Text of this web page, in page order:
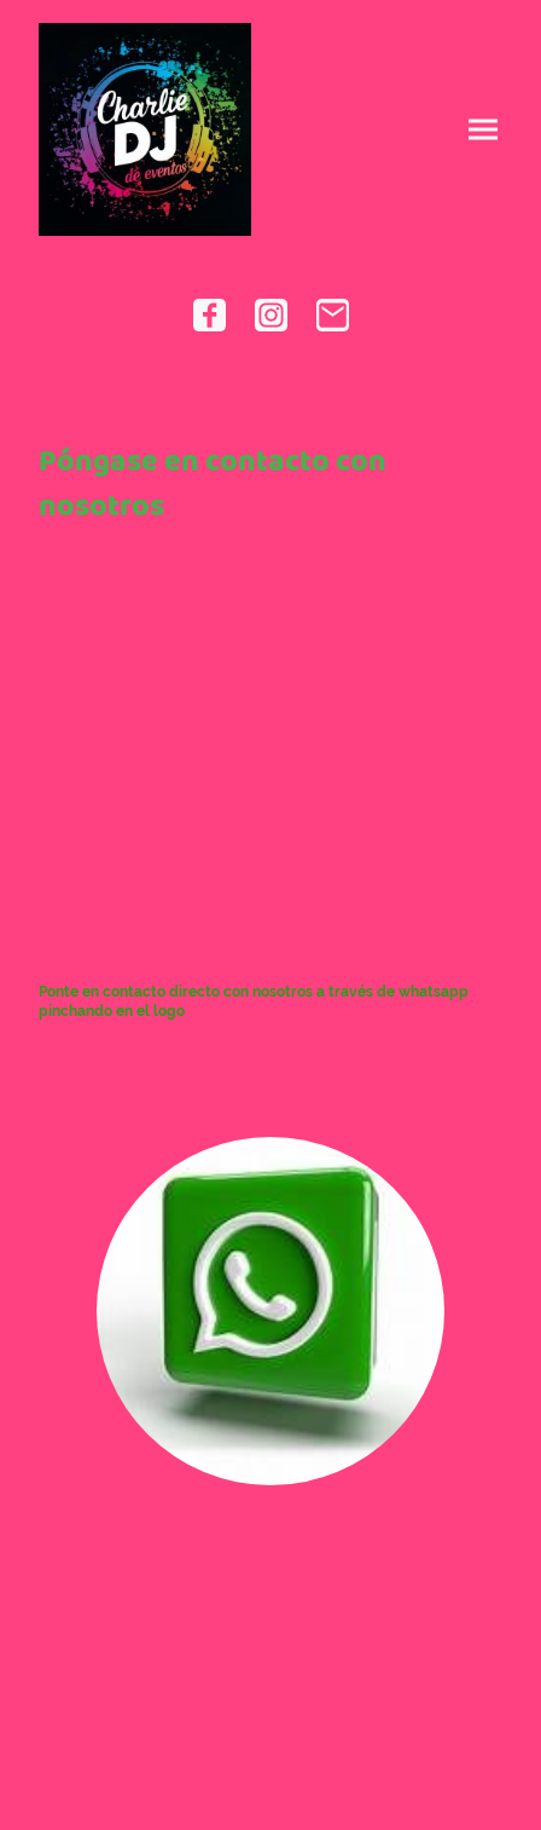
Póngase en contacto con
nosotros
Ponte en contacto directo con nosotros a través de whatsapp
pinchando en el logo